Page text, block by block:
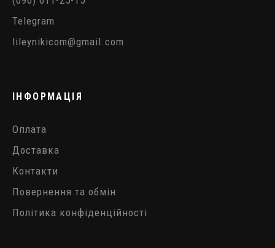
Telegram
lileynikicom@gmail.com
ІНФОРМАЦІЯ
Оплата
Доставка
Контакти
Повернення та обмін
Політика конфіденційності